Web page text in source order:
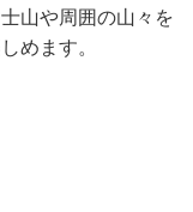
山や周囲の山々を
めます。